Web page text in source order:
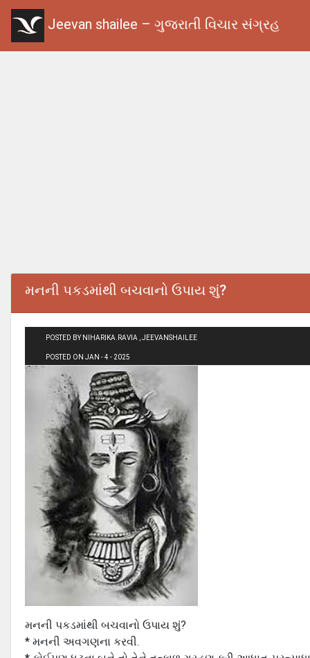
Jeevan shailee – ગુજરાતી વિચાર સંગ્રહ
મનની પકડમાંથી બચવાનો ઉપાય શું?
POSTED BY NIHARIKA.RAVIA , JEEVANSHAILEE
POSTED ON JAN - 4 - 2025
મનની પકડમાંથી બચવાનો ઉપાય શું?
* મનની અવગણના કરવી.